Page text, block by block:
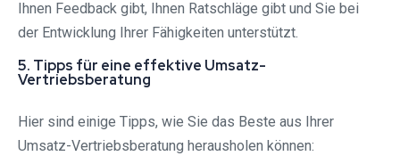
Ihnen Feedback gibt, Ihnen Ratschläge gibt und Sie bei
der Entwicklung Ihrer Fähigkeiten unterstützt.
5. Tipps für eine effektive Umsatz-
Vertriebsberatung
Hier sind einige Tipps, wie Sie das Beste aus Ihrer
Umsatz-Vertriebsberatung herausholen können: